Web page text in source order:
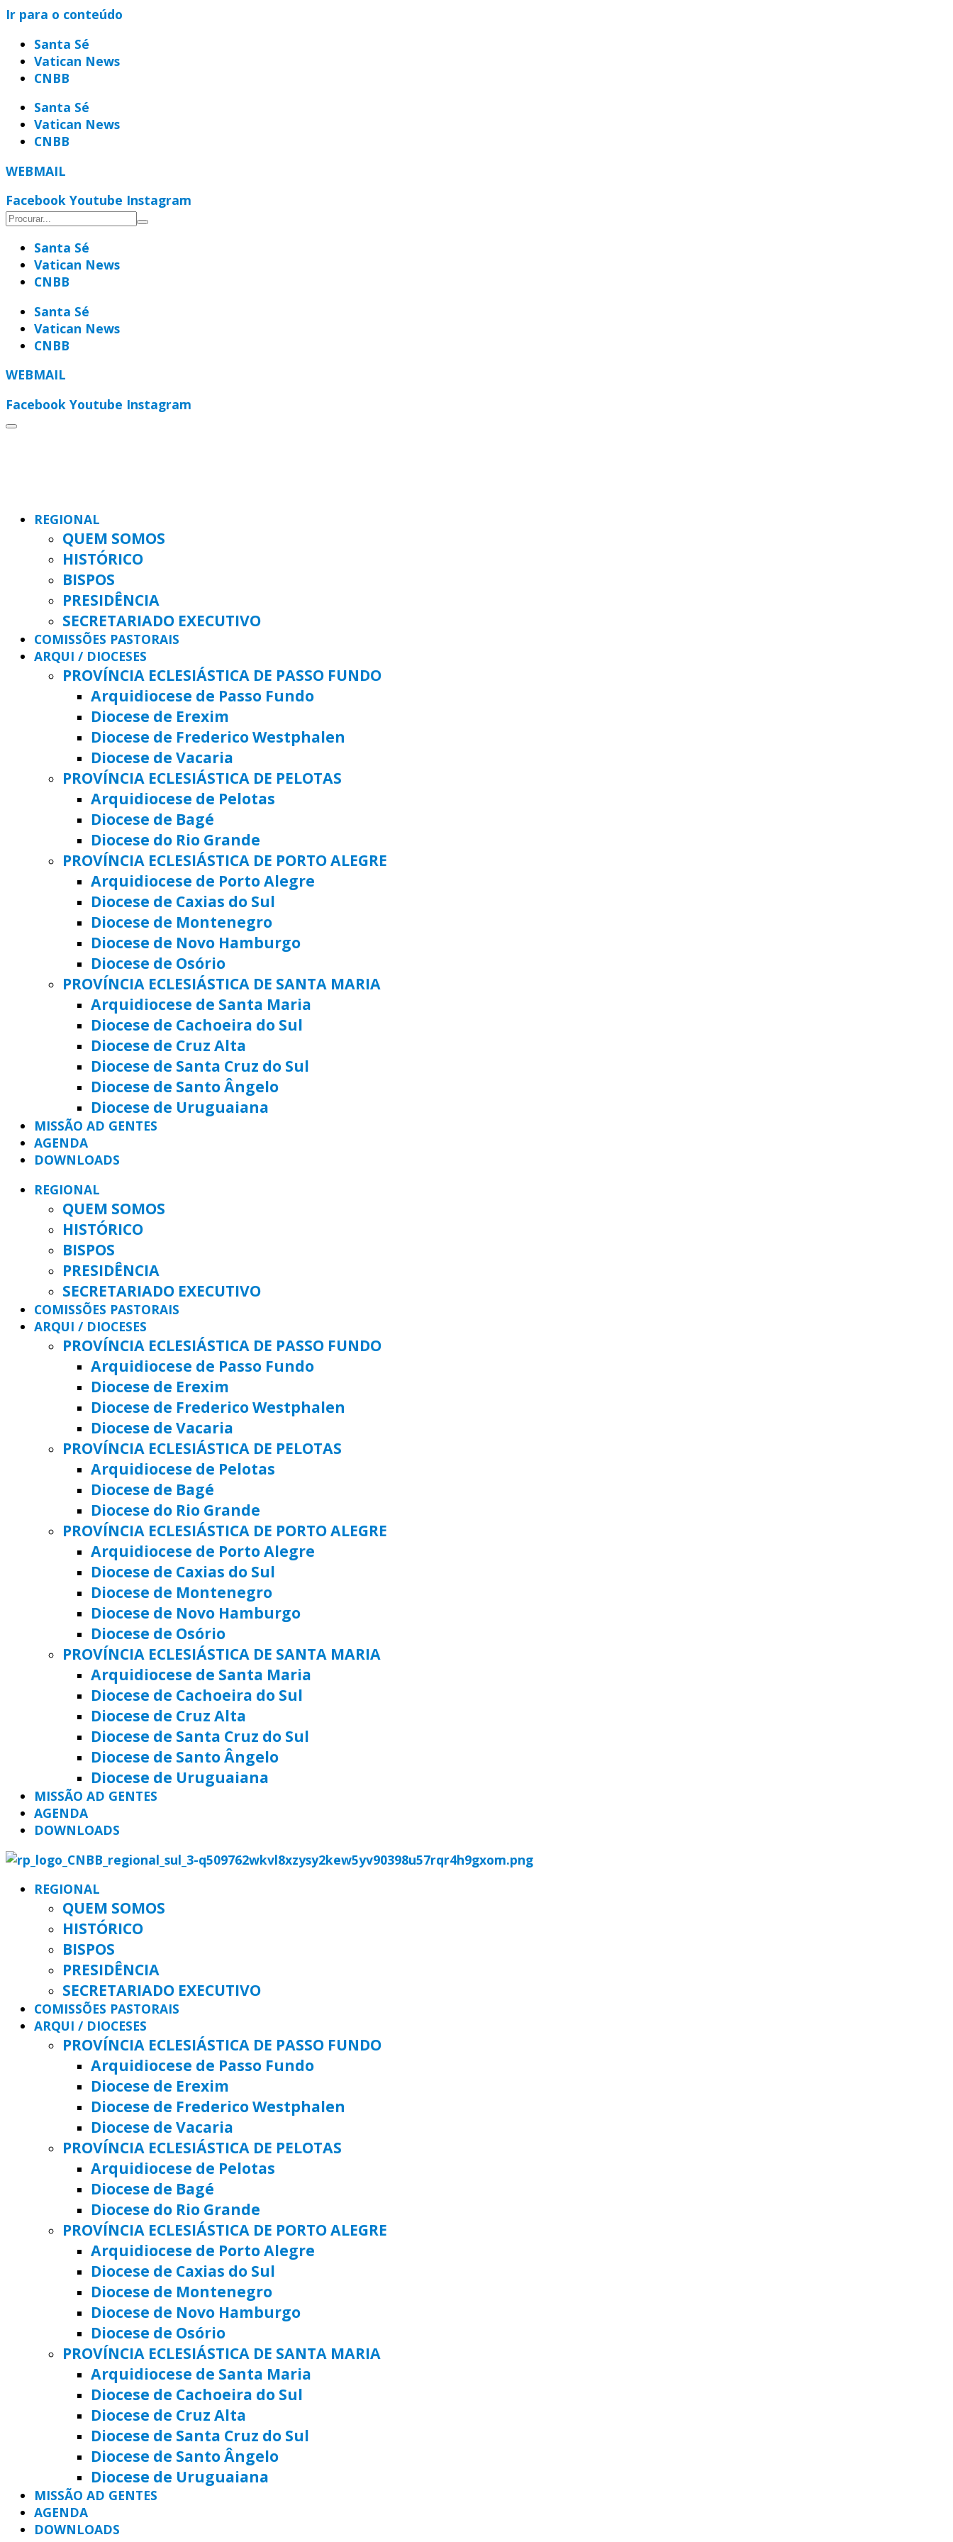
Ir para o conteúdo
Santa Sé
Vatican News
CNBB
Santa Sé
Vatican News
CNBB
WEBMAIL
Facebook Youtube Instagram
Santa Sé
Vatican News
CNBB
Santa Sé
Vatican News
CNBB
WEBMAIL
Facebook Youtube Instagram
REGIONAL
QUEM SOMOS
HISTÓRICO
BISPOS
PRESIDÊNCIA
SECRETARIADO EXECUTIVO
COMISSÕES PASTORAIS
ARQUI / DIOCESES
PROVÍNCIA ECLESIÁSTICA DE PASSO FUNDO
Arquidiocese de Passo Fundo
Diocese de Erexim
Diocese de Frederico Westphalen
Diocese de Vacaria
PROVÍNCIA ECLESIÁSTICA DE PELOTAS
Arquidiocese de Pelotas
Diocese de Bagé
Diocese do Rio Grande
PROVÍNCIA ECLESIÁSTICA DE PORTO ALEGRE
Arquidiocese de Porto Alegre
Diocese de Caxias do Sul
Diocese de Montenegro
Diocese de Novo Hamburgo
Diocese de Osório
PROVÍNCIA ECLESIÁSTICA DE SANTA MARIA
Arquidiocese de Santa Maria
Diocese de Cachoeira do Sul
Diocese de Cruz Alta
Diocese de Santa Cruz do Sul
Diocese de Santo Ângelo
Diocese de Uruguaiana
MISSÃO AD GENTES
AGENDA
DOWNLOADS
REGIONAL
QUEM SOMOS
HISTÓRICO
BISPOS
PRESIDÊNCIA
SECRETARIADO EXECUTIVO
COMISSÕES PASTORAIS
ARQUI / DIOCESES
PROVÍNCIA ECLESIÁSTICA DE PASSO FUNDO
Arquidiocese de Passo Fundo
Diocese de Erexim
Diocese de Frederico Westphalen
Diocese de Vacaria
PROVÍNCIA ECLESIÁSTICA DE PELOTAS
Arquidiocese de Pelotas
Diocese de Bagé
Diocese do Rio Grande
PROVÍNCIA ECLESIÁSTICA DE PORTO ALEGRE
Arquidiocese de Porto Alegre
Diocese de Caxias do Sul
Diocese de Montenegro
Diocese de Novo Hamburgo
Diocese de Osório
PROVÍNCIA ECLESIÁSTICA DE SANTA MARIA
Arquidiocese de Santa Maria
Diocese de Cachoeira do Sul
Diocese de Cruz Alta
Diocese de Santa Cruz do Sul
Diocese de Santo Ângelo
Diocese de Uruguaiana
MISSÃO AD GENTES
AGENDA
DOWNLOADS
REGIONAL
QUEM SOMOS
HISTÓRICO
BISPOS
PRESIDÊNCIA
SECRETARIADO EXECUTIVO
COMISSÕES PASTORAIS
ARQUI / DIOCESES
PROVÍNCIA ECLESIÁSTICA DE PASSO FUNDO
Arquidiocese de Passo Fundo
Diocese de Erexim
Diocese de Frederico Westphalen
Diocese de Vacaria
PROVÍNCIA ECLESIÁSTICA DE PELOTAS
Arquidiocese de Pelotas
Diocese de Bagé
Diocese do Rio Grande
PROVÍNCIA ECLESIÁSTICA DE PORTO ALEGRE
Arquidiocese de Porto Alegre
Diocese de Caxias do Sul
Diocese de Montenegro
Diocese de Novo Hamburgo
Diocese de Osório
PROVÍNCIA ECLESIÁSTICA DE SANTA MARIA
Arquidiocese de Santa Maria
Diocese de Cachoeira do Sul
Diocese de Cruz Alta
Diocese de Santa Cruz do Sul
Diocese de Santo Ângelo
Diocese de Uruguaiana
MISSÃO AD GENTES
AGENDA
DOWNLOADS